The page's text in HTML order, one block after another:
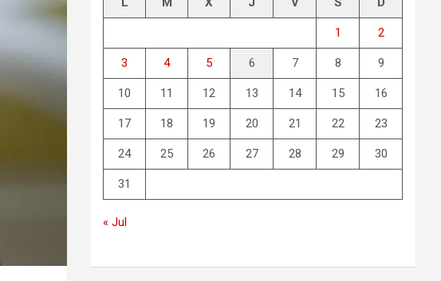
1 2
3 4 5 6 7 8 9
10 11 12 13 14 15 16
17 18 19 20 21 22 23
24 25 26 27 28 29 30
31
« Jul